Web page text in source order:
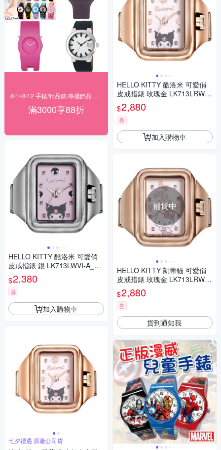
滿3000享88折
HELLO KITTY 酷洛米 可愛俏
皮戒指錶 銀 LK713LWVI-A_20
mm
$2,380
券
加入購物車
七夕禮遇 原廠公司貨
HELLO KITTY 酷洛米 可愛俏
皮戒指錶 玫瑰金 LK713LRWI-
A_20mm
$2,880
券
加入購物車
補貨中
HELLO KITTY 凱蒂貓 可愛俏
皮戒指錶 玫瑰金 LK713LRWI-
B_20mm
$2,880
券
貨到通知我